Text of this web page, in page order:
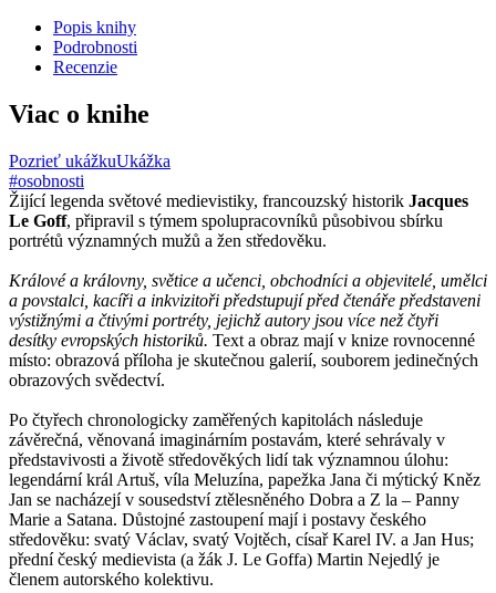
Popis knihy
Podrobnosti
Recenzie
Viac o knihe
Pozrieť ukážkuUkážka
#osobnosti
Žijící legenda světové medievistiky, francouzský historik Jacques
Le Goff, připravil s týmem spolupracovníků působivou sbírku
portrétů významných mužů a žen středověku.
Králové a královny, světice a učenci, obchodníci a objevitelé, umělci
a povstalci, kacíři a inkvizitoři předstupují před čtenáře představeni
výstižnými a čtivými portréty, jejichž autory jsou více než čtyři
desítky evropských historiků. Text a obraz mají v knize rovnocenné
místo: obrazová příloha je skutečnou galerií, souborem jedinečných
obrazových svědectví.
Po čtyřech chronologicky zaměřených kapitolách následuje
závěrečná, věnovaná imaginárním postavám, které sehrávaly v
představivosti a životě středověkých lidí tak významnou úlohu:
legendární král Artuš, víla Meluzína, papežka Jana či mýtický Kněz
Jan se nacházejí v sousedství ztělesněného Dobra a Z la – Panny
Marie a Satana. Důstojné zastoupení mají i postavy českého
středověku: svatý Václav, svatý Vojtěch, císař Karel IV. a Jan Hus;
přední český medievista (a žák J. Le Goffa) Martin Nejedlý je
členem autorského kolektivu.